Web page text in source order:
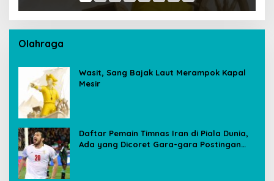
Olahraga
Wasit, Sang Bajak Laut Merampok Kapal
Mesir
Daftar Pemain Timnas Iran di Piala Dunia,
Ada yang Dicoret Gara-gara Postingan